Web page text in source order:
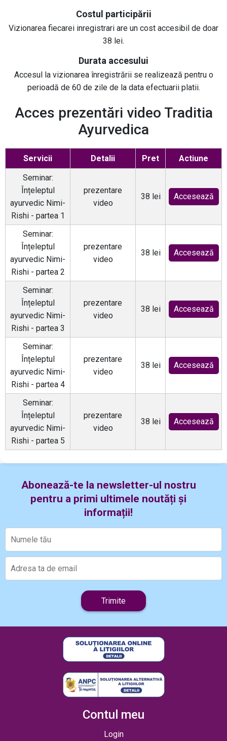
Costul participării
Vizionarea fiecarei inregistrari are un cost accesibil de doar
38 lei.
Durata accesului
Accesul la vizionarea înregistrării se realizează pentru o
perioadă de 60 de zile de la data efectuarii platii.
Acces prezentări video Traditia
Ayurvedica
Servicii Detalii Pret
Actiune
Seminar:
Înțeleptul
ayurvedic Nimi-
Rishi - partea 1
prezentare
video
38 lei Accesează
Seminar:
Înțeleptul
ayurvedic Nimi-
Rishi - partea 2
prezentare
video
38 lei Accesează
Seminar:
Înțeleptul
ayurvedic Nimi-
Rishi - partea 3
prezentare
video
38 lei Accesează
Seminar:
Înțeleptul
ayurvedic Nimi-
Rishi - partea 4
prezentare
video
38 lei Accesează
Seminar:
Înțeleptul
ayurvedic Nimi-
Rishi - partea 5
prezentare
video
38 lei Accesează
Abonează-te la newsletter-ul nostru
pentru a primi ultimele noutăți și
informații!
Trimite
Contul meu
Login